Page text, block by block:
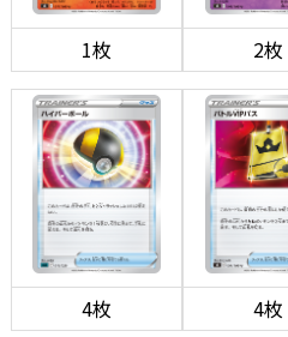
1枚 2枚
4枚 4枚